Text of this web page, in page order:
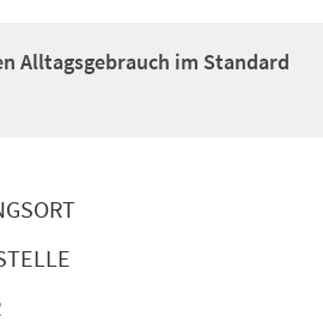
Alltagsgebrauch im Standard